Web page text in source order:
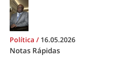
Política / 16.05.2026
Notas Rápidas